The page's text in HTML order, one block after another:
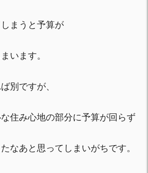
まうと予算が
います。
別ですが、
住み心地の部分に予算が回らず
なあと思ってしまいがちです。